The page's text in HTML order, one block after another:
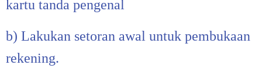
kartu tanda pengenal
b) Lakukan setoran awal untuk pembukaan
rekening.